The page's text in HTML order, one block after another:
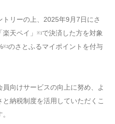
リーの上、2025年9月7日にさ
天ペイ」
※1で決済した方を対象
※2のさとふるマイポイントを付与
向けサービスの向上に努め、よ
納税制度を活用していただくこ